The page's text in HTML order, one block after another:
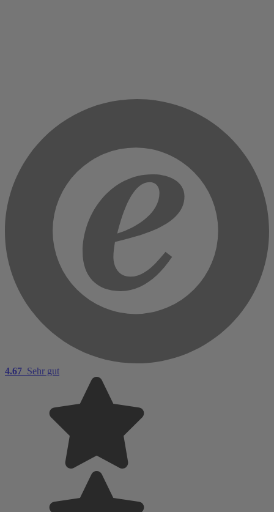
4.67 Sehr gut